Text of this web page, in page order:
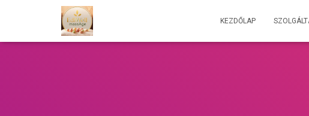
KEZDŐLAP